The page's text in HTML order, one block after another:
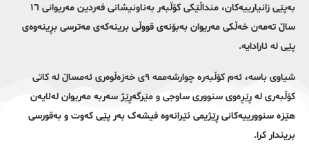
بەپێی زانیارییەکان، منداڵێکی کۆڵبەر بەناونیشانی فەردین مەریوانی ١٦
ساڵ تەمەن خەڵکی مەریوان بەبۆنەی قووڵی برینەکەی مەترسی بڕینەوەی
پێی لە ئارادایە.
شیاوی باسە، ئەم کۆڵبەرە چوارشەممە ٩ی خەزەڵوەری ئەمساڵ لە کاتی
کۆڵبەری لە ڕێڕەوی سنووری ساوجی و مێرگەڕێژ سەربە مەریوان لەلایەن
هێزە سنوورییەکانی ڕێژیمی ئێرانەوە فیشەک بەر پێی کەوت و بەقورسی
بریندار کرا.